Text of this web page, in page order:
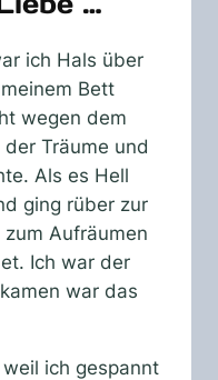
ich Hals über
Bett
wegen dem
Träume und
Als es Hell
ging rüber zur
Aufräumen
Ich war der
war das
ich gespannt